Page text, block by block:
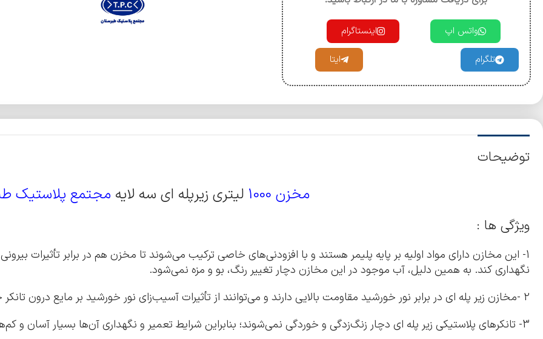
واتس اپ اینستاگرام
تلگرام ایتا
توضیحات
مخزن 1000 لیتری زیرپله ای سه لایه مجتمع پلاستیک
ویژگی ها :
1- این مخازن دارای مواد اولیه بر پایه پلیمر هستند و با افزودنی‌های خاصی ترکیب می‌شوند تا مخزن هم در برابر تأثیرات
نگهداری کند. به همین دلیل، آب موجود در این مخازن دچار تغییر رنگ، بو و مزه نمی‌شود.
2 -مخازن زیر پله ای در برابر نور خورشید مقاومت بالایی دارند و می‌توانند از تأثیرات آسیب‌زای نور خورشید بر مایع درون تانکر جلوگیری کنند.
3- تانکرهای پلاستیکی زیر پله ای دچار زنگ‌زدگی و خوردگی نمی‌شوند؛ بنابراین شرایط تعمیر و نگهداری آن‌ها بسیار آسان و کم‌هزینه است.